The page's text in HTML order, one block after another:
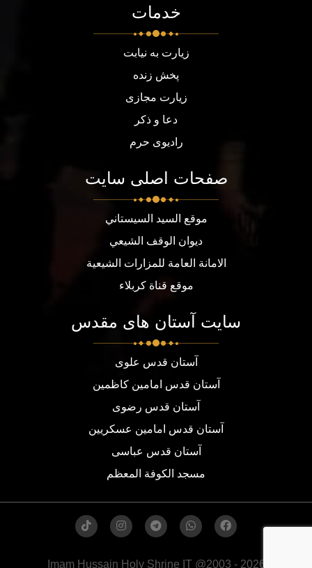
خدمات
زیارت به نیابت
پخش زنده
زیارت مجازی
دعا و ذکر
رادیوی حرم
صفحات اصلی سایت
موقع السيد السيستاني
ديوان الوقف الشيعي
الامانة العامة للمزارات الشيعية
موقع قناة كربلاء
سایت آستان های مقدس
آستان قدس علوی
آستان قدس امامین کاظمین
آستان قدس رضوی
آستان قدس امامین عسکریین
آستان قدس عباسی
مسجد الكوفة المعظم
Imam Hussain Holy Shrine IT @2003 - 2026